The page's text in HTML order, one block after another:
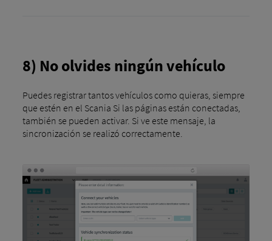
8) No olvides ningún vehículo
Puedes registrar tantos vehículos como quieras, siempre
que estén en el Scania Si las páginas están conectadas,
también se pueden activar. Si ve este mensaje, la
sincronización se realizó correctamente.